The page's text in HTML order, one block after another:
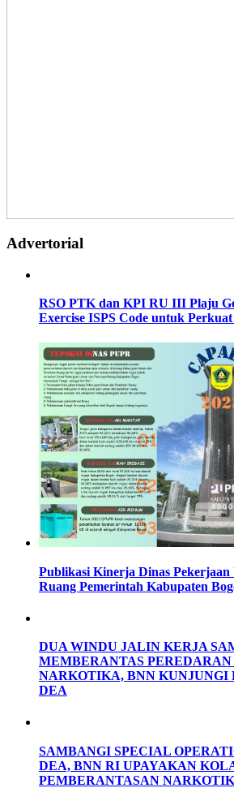
Advertorial
RSO PTK dan KPI RU III Plaju
Exercise ISPS Code untuk
Publikasi Kinerja Dinas Pekerjaan
Ruang Pemerintah Kabupaten
DUA WINDU JALIN KERJA
MEMBERANTAS
NARKOTIKA, BNN KUNJUNGI
DEA
SAMBANGI SPECIAL
DEA, BNN RI UPAYAKAN
PEMBERANTASAN